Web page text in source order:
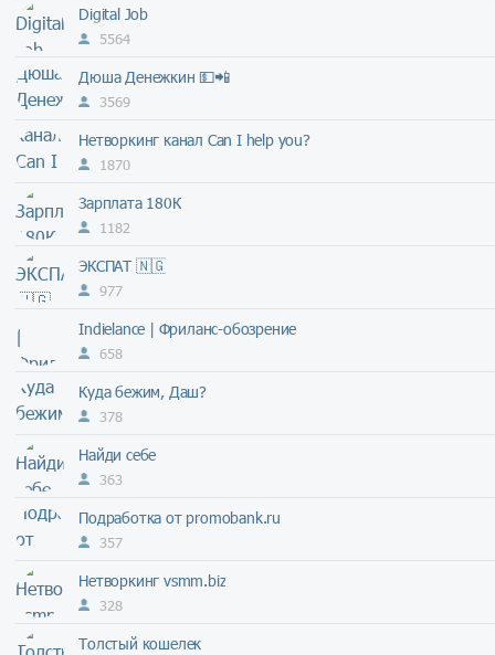
Digital Job
5564
Дюша Денежкин 💵📲
3569
Нетворкинг канал Can I help you?
1870
Зарплата 180К
1182
ЭКСПАТ 🇳🇬
977
Indielance | Фриланс-обозрение
658
Куда бежим, Даш?
378
Найди себе
363
Подработка от promobank.ru
357
Нетворкинг vsmm.biz
328
Толстый кошелек